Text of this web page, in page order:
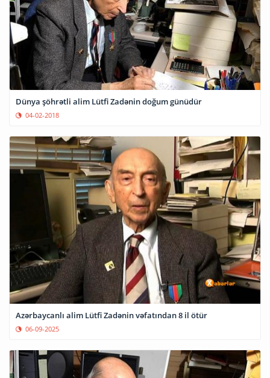
Dünya şöhrətli alim Lütfi Zadənin doğum günüdür
04-02-2018
Azərbaycanlı alim Lütfi Zadənin vəfatından 8 il ötür
06-09-2025